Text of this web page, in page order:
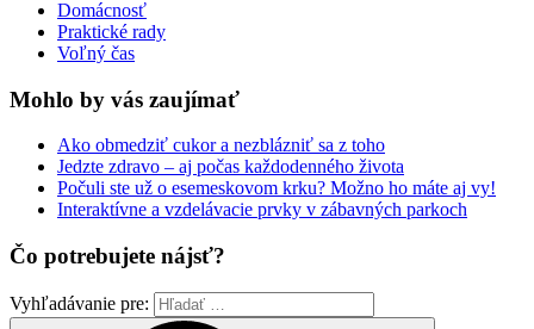
Domácnosť
Praktické rady
Voľný čas
Mohlo by vás zaujímať
Ako obmedziť cukor a nezblázniť sa z toho
Jedzte zdravo – aj počas každodenného života
Počuli ste už o esemeskovom krku? Možno ho máte aj vy!
Interaktívne a vzdelávacie prvky v zábavných parkoch
Čo potrebujete nájsť?
Vyhľadávanie pre: